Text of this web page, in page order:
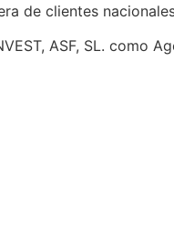
de clientes
ASF, SL. como